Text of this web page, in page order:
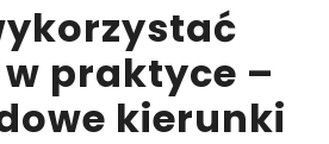
praktyce –
kierunki